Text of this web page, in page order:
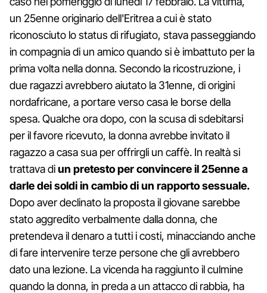
un 25enne originario dell'Eritrea a cui è stato
riconosciuto lo status di rifugiato, stava passeggiando
in compagnia di un amico quando si è imbattuto per la
prima volta nella donna. Secondo la ricostruzione, i
due ragazzi avrebbero aiutato la 31enne, di origini
nordafricane, a portare verso casa le borse della
spesa. Qualche ora dopo, con la scusa di sdebitarsi
per il favore ricevuto, la donna avrebbe invitato il
ragazzo a casa sua per offrirgli un caffè. In realtà si
trattava diun pretesto per convincere il 25enne a
darle dei soldi in cambio di un rapporto sessuale.
Dopo aver declinato la proposta il giovane sarebbe
stato aggredito verbalmente dalla donna, che
pretendeva il denaro a tutti i costi, minacciando anche
di fare intervenire terze persone che gli avrebbero
dato una lezione. La vicenda ha raggiunto il culmine
quando la donna, in preda a un attacco di rabbia, ha